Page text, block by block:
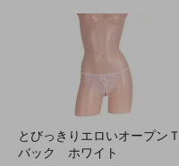
とびっきりエロいオープンＴ
バック ホワイト